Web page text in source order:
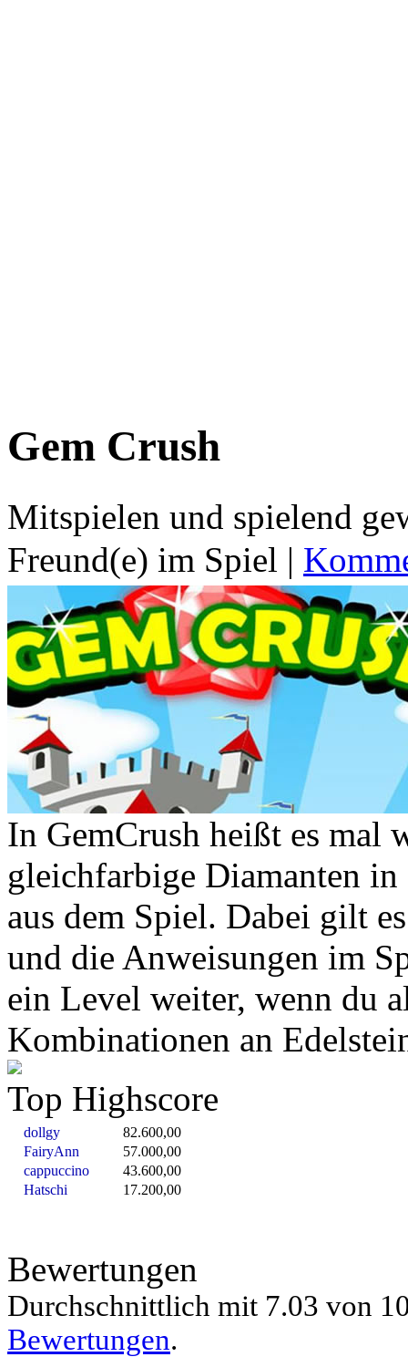
Gem Crush
Mitspielen und spielend
Freund(e) im Spiel |
In GemCrush heißt es mal
gleichfarbige Diamanten in
aus dem Spiel. Dabei gilt
und die Anweisungen im
ein Level weiter, wenn du
Kombinationen an
Top Highscore
dollgy
82.600,00
FairyAnn
57.000,00
cappuccino
43.600,00
Hatschi
17.200,00
Bewertungen
Durchschnittlich mit 7.03 von
Bewertungen.